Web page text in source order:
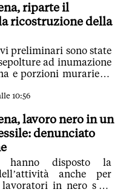
riparte il
ricostruzione della
preliminari sono state
ad inumazione
e porzioni murarie di
10:56
lavoro nero in un
denunciato
hanno disposto la
anche per
in nero su 5